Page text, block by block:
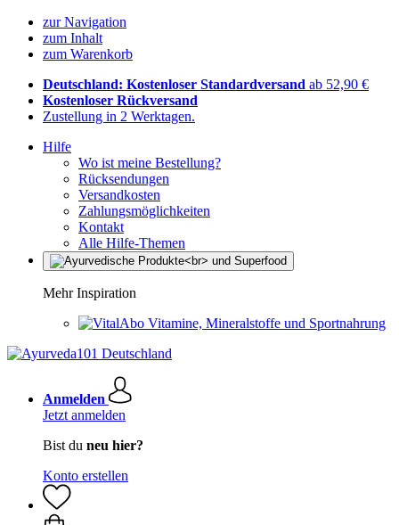
zur Navigation
zum Inhalt
zum Warenkorb
Deutschland: Kostenloser Standardversand ab 52,90 €
Kostenloser Rückversand
Zustellung in 2 Werktagen.
Hilfe
Wo ist meine Bestellung?
Rücksendungen
Versandkosten
Zahlungsmöglichkeiten
Kontakt
Alle Hilfe-Themen
Mehr Inspiration
Vitamine, Mineralstoffe und Sportnahrung
Anmelden
Jetzt anmelden
Bist du neu hier?
Konto erstellen